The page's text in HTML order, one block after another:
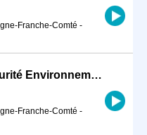
Franche-Comté -
Animateur en Hygiène Sécurité Environnement en CDD à Dijon (H/F)
Franche-Comté -